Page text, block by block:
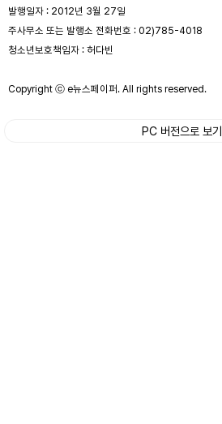
발행일자 : 2012년 3월 27일
주사무소 또는 발행소 전화번호 : 02)785-4018
청소년보호책임자 : 허다빈
Copyright ⓒ e뉴스페이퍼. All rights reserved.
PC 버전으로 보기